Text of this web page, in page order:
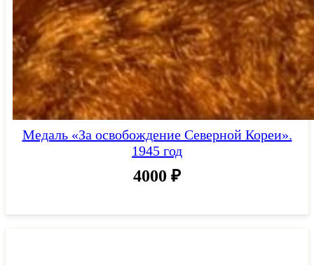
Медаль «За освобождение Северной Кореи».
1945 год
4000 ₽